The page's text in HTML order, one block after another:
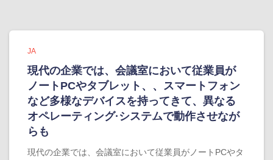
JA
現代の企業では、会議室において従業員が
ノートPCやタブレット、、スマートフォン
など多様なデバイスを持ってきて、異なる
オペレーティング·システムで動作させなが
らも
現代の企業では、会議室において従業員がノートPCやタ